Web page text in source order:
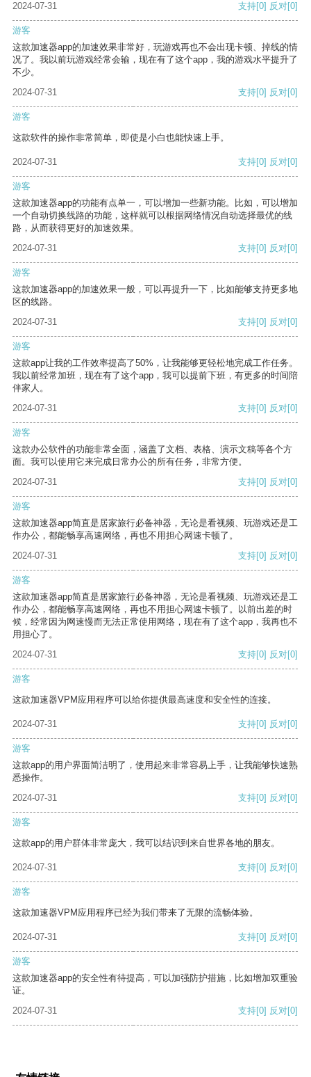
2024-07-31 支持[0] 反对[0]
游客
这款加速器app的加速效果非常好，玩游戏再也不会出现卡顿、掉线的情
况了。我以前玩游戏经常会输，现在有了这个app，我的游戏水平提升了
不少。
2024-07-31
支持[0] 反对[0]
游客
这款软件的操作非常简单，即使是小白也能快速上手。
2024-07-31 支持[0] 反对[0]
游客
这款加速器app的功能有点单一，可以增加一些新功能。比如，可以增加
一个自动切换线路的功能，这样就可以根据网络情况自动选择最优的线
路，从而获得更好的加速效果。
2024-07-31
支持[0] 反对[0]
游客
这款加速器app的加速效果一般，可以再提升一下，比如能够支持更多地
区的线路。
2024-07-31
支持[0] 反对[0]
游客
这款app让我的工作效率提高了50%，让我能够更轻松地完成工作任务。
我以前经常加班，现在有了这个app，我可以提前下班，有更多的时间陪
伴家人。
2024-07-31
支持[0] 反对[0]
游客
这款办公软件的功能非常全面，涵盖了文档、表格、演示文稿等各个方
面。我可以使用它来完成日常办公的所有任务，非常方便。
2024-07-31
支持[0] 反对[0]
游客
这款加速器app简直是居家旅行必备神器，无论是看视频、玩游戏还是工
作办公，都能畅享高速网络，再也不用担心网速卡顿了。
2024-07-31
支持[0] 反对[0]
游客
这款加速器app简直是居家旅行必备神器，无论是看视频、玩游戏还是工
作办公，都能畅享高速网络，再也不用担心网速卡顿了。以前出差的时
候，经常因为网速慢而无法正常使用网络，现在有了这个app，我再也不
用担心了。
2024-07-31
支持[0] 反对[0]
游客
这款加速器VPM应用程序可以给你提供最高速度和安全性的连接。
2024-07-31 支持[0] 反对[0]
游客
这款app的用户界面简洁明了，使用起来非常容易上手，让我能够快速熟
悉操作。
2024-07-31
支持[0] 反对[0]
游客
这款app的用户群体非常庞大，我可以结识到来自世界各地的朋友。
2024-07-31 支持[0] 反对[0]
游客
这款加速器VPM应用程序已经为我们带来了无限的流畅体验。
2024-07-31 支持[0] 反对[0]
游客
这款加速器app的安全性有待提高，可以加强防护措施，比如增加双重验
证。
2024-07-31
支持[0] 反对[0]